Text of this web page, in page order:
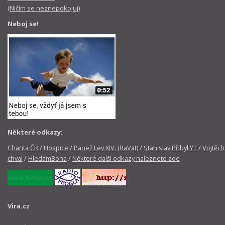
(Ničím se neznepokojuj)
Neboj se!
Některé odkazy:
Charita ČR/ Hospice / Papež Lev XIV. (RaVat)/ Stanislav Přibyl YT/
chval / HledámBoha / Některé další odkazy naleznete zde
Vira.cz